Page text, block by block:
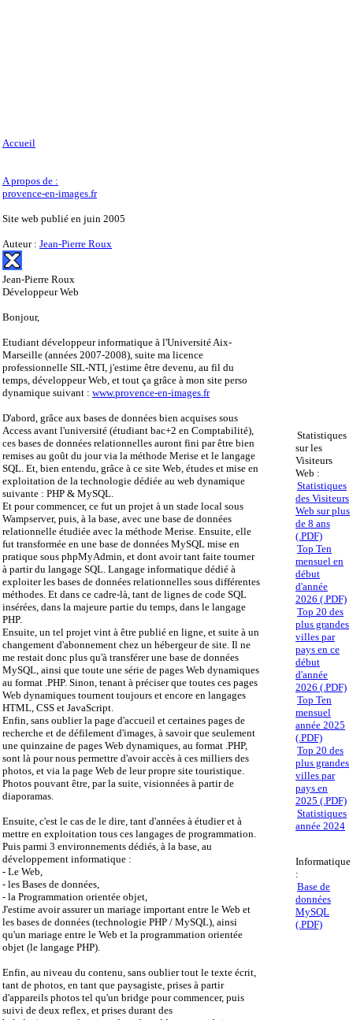
Accueil
A propos de :
provence-en-images.fr
Site web publié en juin 2005
Auteur : Jean-Pierre Roux
Jean-Pierre Roux
Développeur Web
Bonjour,
Etudiant développeur informatique à l'Université Aix-
Marseille (années 2007-2008), suite ma licence
professionnelle SIL-NTI, j'estime être devenu, au fil du
temps, développeur Web, et tout ça grâce à mon site perso
dynamique suivant : www.provence-en-images.fr
D'abord, grâce aux bases de données bien acquises sous
Access avant l'université (étudiant bac+2 en Comptabilité),
ces bases de données relationnelles auront fini par être bien
remises au goût du jour via la méthode Merise et le langage
SQL. Et, bien entendu, grâce à ce site Web, études et mise en
exploitation de la technologie dédiée au web dynamique
suivante : PHP & MySQL.
Et pour commencer, ce fut un projet à un stade local sous
Wampserver, puis, à la base, avec une base de données
relationnelle étudiée avec la méthode Merise. Ensuite, elle
fut transformée en une base de données MySQL mise en
pratique sous phpMyAdmin, et dont avoir tant faite tourner
à partir du langage SQL. Langage informatique dédié à
exploiter les bases de données relationnelles sous différentes
méthodes. Et dans ce cadre-là, tant de lignes de code SQL
insérées, dans la majeure partie du temps, dans le langage
PHP.
Ensuite, un tel projet vint à être publié en ligne, et suite à un
changement d'abonnement chez un hébergeur de site. Il ne
me restait donc plus qu'à transférer une base de données
MySQL, ainsi que toute une série de pages Web dynamiques
au format .PHP. Sinon, tenant à préciser que toutes ces pages
Web dynamiques tournent toujours et encore en langages
HTML, CSS et JavaScript.
Enfin, sans oublier la page d'accueil et certaines pages de
recherche et de défilement d'images, à savoir que seulement
une quinzaine de pages Web dynamiques, au format .PHP,
sont là pour nous permettre d'avoir accès à ces milliers des
photos, et via la page Web de leur propre site touristique.
Photos pouvant être, par la suite, visionnées à partir de
diaporamas.
Ensuite, c'est le cas de le dire, tant d'années à étudier et à
mettre en exploitation tous ces langages de programmation.
Puis parmi 3 environnements dédiés, à la base, au
développement informatique :
- Le Web,
- les Bases de données,
- la Programmation orientée objet,
J'estime avoir assurer un mariage important entre le Web et
les bases de données (technologie PHP / MySQL), ainsi
qu'un mariage entre le Web et la programmation orientée
objet (le langage PHP).
Enfin, au niveau du contenu, sans oublier tout le texte écrit,
tant de photos, en tant que paysagiste, prises à partir
d'appareils photos tel qu'un bridge pour commencer, puis
suivi de deux reflex, et prises durant des
Statistiques
sur les
Visiteurs
Web :
Statistiques
des Visiteurs
Web sur plus
de 8 ans
(.PDF)
Top Ten
mensuel en
début
d'année
2026 (.PDF)
Top 20 des
plus grandes
villes par
pays en ce
début
d'année
2026 (.PDF)
Top Ten
mensuel
année 2025
(.PDF)
Top 20 des
plus grandes
villes par
pays en
2025 (.PDF)
Statistiques
année 2024
Informatique
:
Base de
données
MySQL
(.PDF)